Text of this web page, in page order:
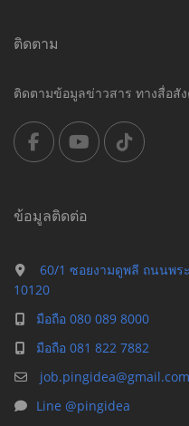
ติดตาม
ติดตามข้อมูลข่าวสาร ทางสื่อสั
ข้อมูลติดต่อ
60/1 ซอยงามดูพลี ถนนพร
10120
มือถือ 080 089 8000
มือถือ 081 822 7882
job.pingidea@gmail.com
Line @pingidea